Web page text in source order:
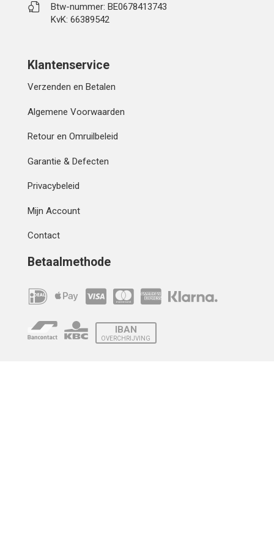
Btw-nummer: BE0678413743
KvK: 66389542
Klantenservice
Verzenden en Betalen
Algemene Voorwaarden
Retour en Omruilbeleid
Garantie & Defecten
Privacybeleid
Mijn Account
Contact
Betaalmethode
IBAN
OVERCHRIJVING